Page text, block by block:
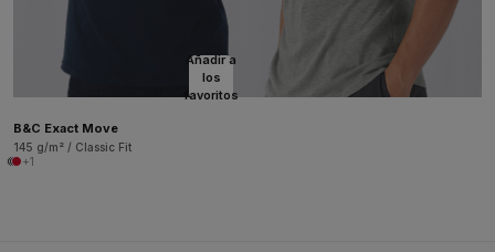
Añadir a
los
favoritos
B&C Exact Move
145 g/m² / Classic Fit
+1